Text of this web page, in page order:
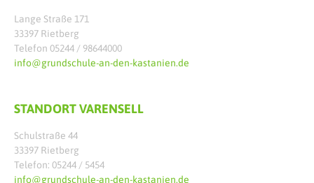
Lange Straße 171
33397 Rietberg
Telefon 05244 / 98644000
info@grundschule-an-den-kastanien.de
STANDORT VARENSELL
Schulstraße 44
33397 Rietberg
Telefon: 05244 / 5454
info@grundschule-an-den-kastanien.de